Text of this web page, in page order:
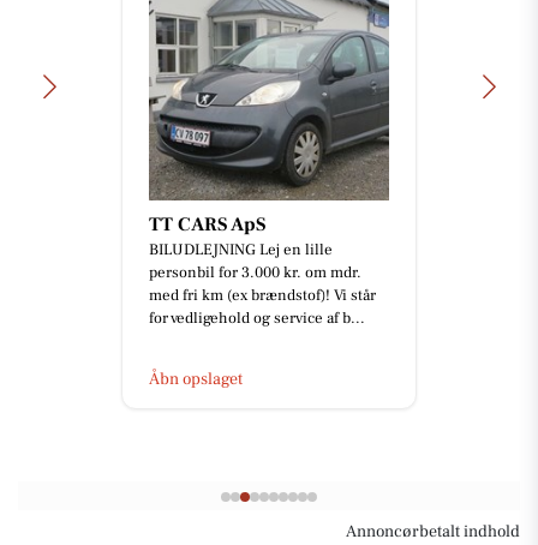
TT CARS ApS
BILUDLEJNING Lej en lille
personbil for 3.000 kr. om mdr.
med fri km (ex brændstof)! Vi står
for vedligehold og service af b...
Åbn opslaget
Annoncørbetalt indhold